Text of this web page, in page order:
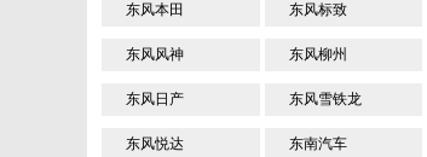
东风本田 东风标致
东风风神 东风柳州
东风日产 东风雪铁龙
东风悦达 东南汽车